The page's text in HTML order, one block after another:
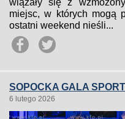
wiązały się z
miejsc, w których mogą
ostatni weekend nieśli...
SOPOCKA GALA
6 lutego 2026